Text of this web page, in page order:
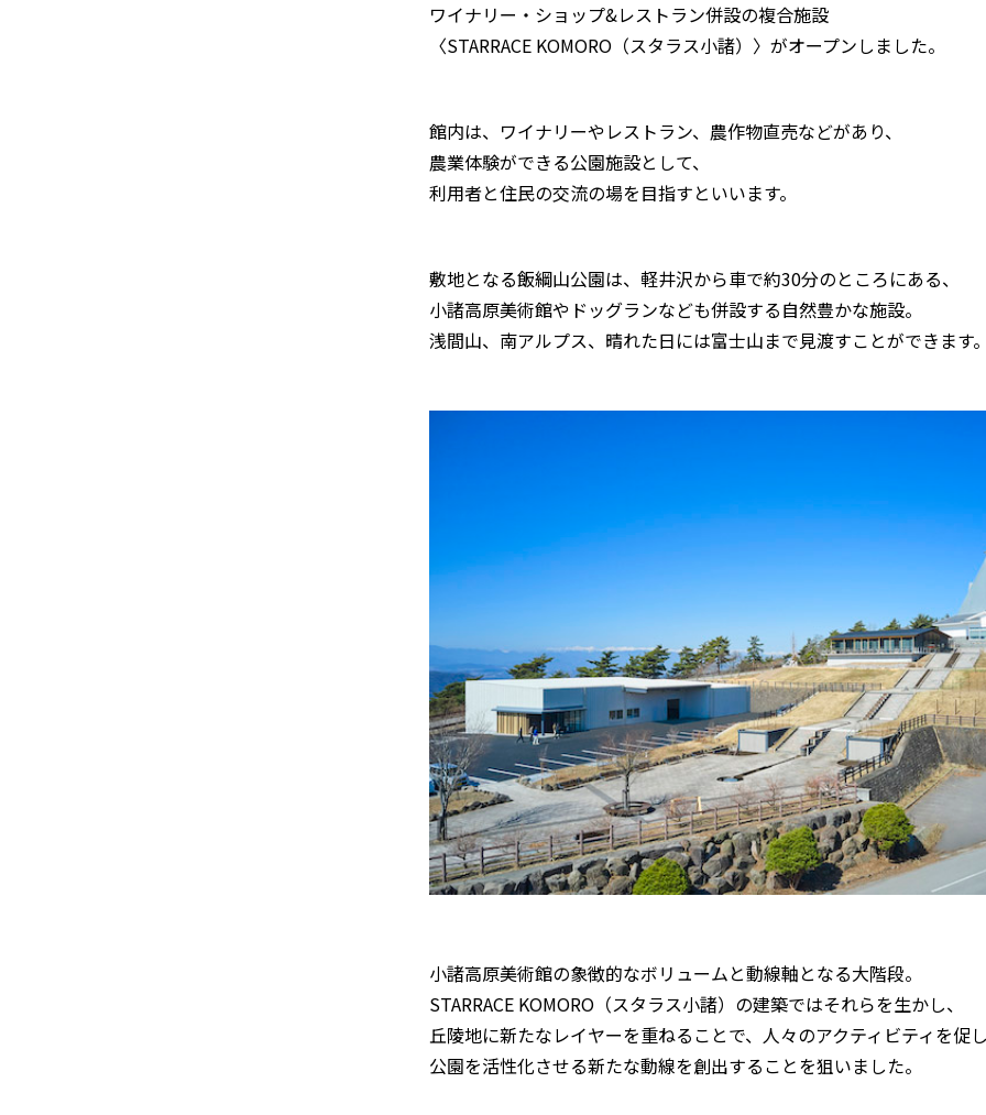
ワイナリー・ショップ&レストラン併設の複合施設
〈STARRACE KOMORO（スタラス小諸）〉がオープンしました。
館内は、ワイナリーやレストラン、農作物直売などがあり、
農業体験ができる公園施設として、
利用者と住民の交流の場を目指すといいます。
敷地となる飯綱山公園は、軽井沢から車で約30分のところにある、
小諸高原美術館やドッグランなども併設する自然豊かな施設。
浅間山、南アルプス、晴れた日には富士山まで見渡すことができます
小諸高原美術館の象徴的なボリュームと動線軸となる大階段。
STARRACE KOMORO（スタラス小諸）の建築ではそれらを生かし、
丘陵地に新たなレイヤーを重ねることで、人々のアクティビティを促
公園を活性化させる新たな動線を創出することを狙いました。